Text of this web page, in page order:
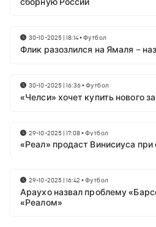
сборную России
30-10-2025 | 18:14•Футбол
Флик разозлился на Ямаля –
30-10-2025 | 16:36•Футбол
«Челси» хочет купить нового
29-10-2025 | 17:08•Футбол
«Реал» продаст Винисиуса
29-10-2025 | 16:42 •Футбол
Араухо назвал проблему
«Реалом»